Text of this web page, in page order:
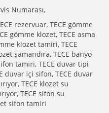
Numarası,
rezervuar, TECE gömme
gömme klozet, TECE asma
klozet tamiri, TECE
şamandıra, TECE banyo
tamiri, TECE duvar tipi
duvar içi sifon, TECE duvar
TECE klozet su
TECE sifon su
sifon tamiri